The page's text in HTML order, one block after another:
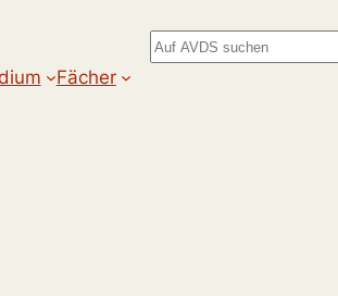
Suchen
Fächer